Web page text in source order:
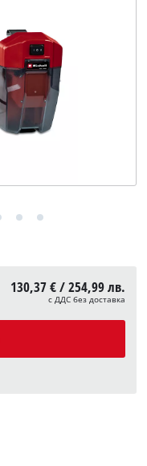
130,37 € / 254,99 лв.
с ДДС без доставка